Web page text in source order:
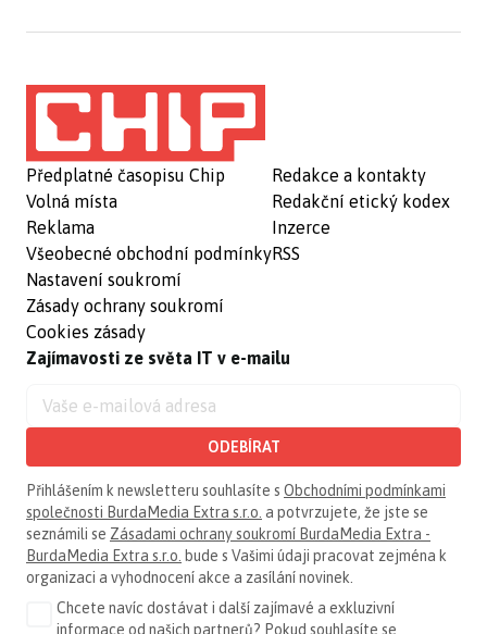
Předplatné časopisu Chip
Volná místa
Reklama
Všeobecné obchodní podmínky
Nastavení soukromí
Zásady ochrany soukromí
Cookies zásady
Redakce a kontakty
Redakční etický kodex
Inzerce
RSS
Zajímavosti ze světa IT v e-mailu
ODEBÍRAT
Přihlášením k newsletteru souhlasíte s Obchodními podmínkami
společnosti BurdaMedia Extra s.r.o. a potvrzujete, že jste se
seznámili se Zásadami ochrany soukromí BurdaMedia Extra -
BurdaMedia Extra s.r.o. bude s Vašimi údaji pracovat zejména k
organizaci a vyhodnocení akce a zasílání novinek.
Chcete navíc dostávat i další zajímavé a exkluzivní
informace od našich partnerů? Pokud souhlasíte se